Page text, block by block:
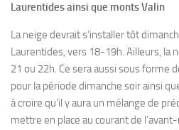
Laurentides ainsi que monts Valin
La neige devrait s’installer tôt
Laurentides, vers 18-19h. Ailleurs, la
21 ou 22h. Ce sera aussi sous forme
pour la période dimanche soir ainsi
à croire qu’il y aura un mélange de
mettre en place au courant de